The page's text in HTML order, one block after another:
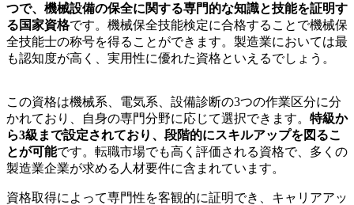
つで、機械設備の保全に関する専門的な知識と技能を証明す
る国家資格です。機械保全技能検定に合格することで機械保
全技能士の称号を得ることができます。製造業においては最
も認知度が高く、実用性に優れた資格といえるでしょう。
この資格は機械系、電気系、設備診断の3つの作業区分に分
かれており、自身の専門分野に応じて選択できます。 特級か
ら3級まで設定されており、段階的にスキルアップを図るこ
とが可能です。転職市場でも高く評価される資格で、多くの
製造業企業が求める人材要件に含まれています。
資格取得によって専門性を客観的に証明でき、キャリアアッ